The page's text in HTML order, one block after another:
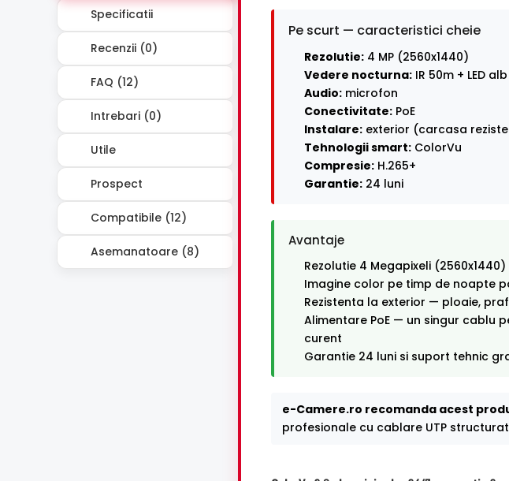
Specificatii
Recenzii (0)
FAQ (12)
Intrebari (0)
Utile
Prospect
Compatibile (12)
Asemanatoare (8)
Pe scurt — caracteristici cheie
Rezolutie: 4 MP (2560x1440)
Vedere nocturna: IR 50m + LED
Audio: microfon
Conectivitate: PoE
Instalare: exterior (carcasa
Tehnologii smart: ColorVu
Compresie: H.265+
Garantie: 24 luni
Avantaje
Rezolutie 4 Megapixeli (2560x1440)
Imagine color pe timp de noapte
Rezistenta la exterior — ploaie,
Alimentare PoE — un singur cablu
curent
Garantie 24 luni si suport tehnic
e-Camere.ro recomanda acest
profesionale cu cablare UTP